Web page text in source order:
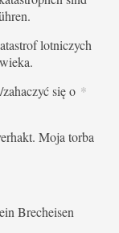
lotniczych
się o *
Moja torba
Brecheisen